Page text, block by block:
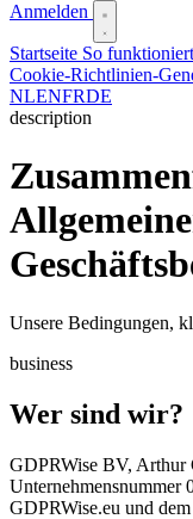
Anmelden
Startseite So
Cookie-Richtlinien-
NLENFRDE
description
Unsere Bedingungen,
business
Wer sind wir?
GDPRWise BV, Arthur
Unternehmensnummer
GDPRWise.eu und